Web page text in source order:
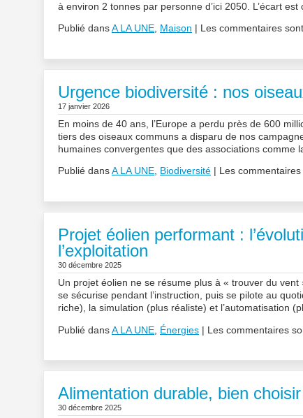
à environ 2 tonnes par personne d’ici 2050. L’écart
Publié dans A LA UNE, Maison Les commentaires
Urgence biodiversité : nos
17 janvier 2026
En moins de 40 ans, l’Europe a perdu près de 600
tiers des oiseaux communs a disparu de nos
humaines convergentes que des associations
Publié dans A LA UNE, Biodiversité Les
Projet éolien performant :
l’exploitation
30 décembre 2025
Un projet éolien ne se résume plus à « trouver du
se sécurise pendant l’instruction, puis se pilote au
riche), la simulation (plus réaliste) et l’automatisation
Publié dans A LA UNE Énergies | Les commentaires
Alimentation durable, bien
30 décembre 2025